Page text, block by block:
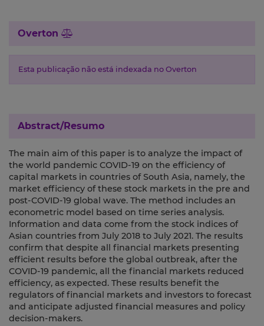
Overton
Esta publicação não está indexada no Overton
Abstract/Resumo
The main aim of this paper is to analyze the impact of
the world pandemic COVID-19 on the efficiency of
capital markets in countries of South Asia, namely, the
market efficiency of these stock markets in the pre and
post-COVID-19 global wave. The method includes an
econometric model based on time series analysis.
Information and data come from the stock indices of
Asian countries from July 2018 to July 2021. The results
confirm that despite all financial markets presenting
efficient results before the global outbreak, after the
COVID-19 pandemic, all the financial markets reduced
efficiency, as expected. These results benefit the
regulators of financial markets and investors to forecast
and anticipate adjusted financial measures and policy
decision-makers.